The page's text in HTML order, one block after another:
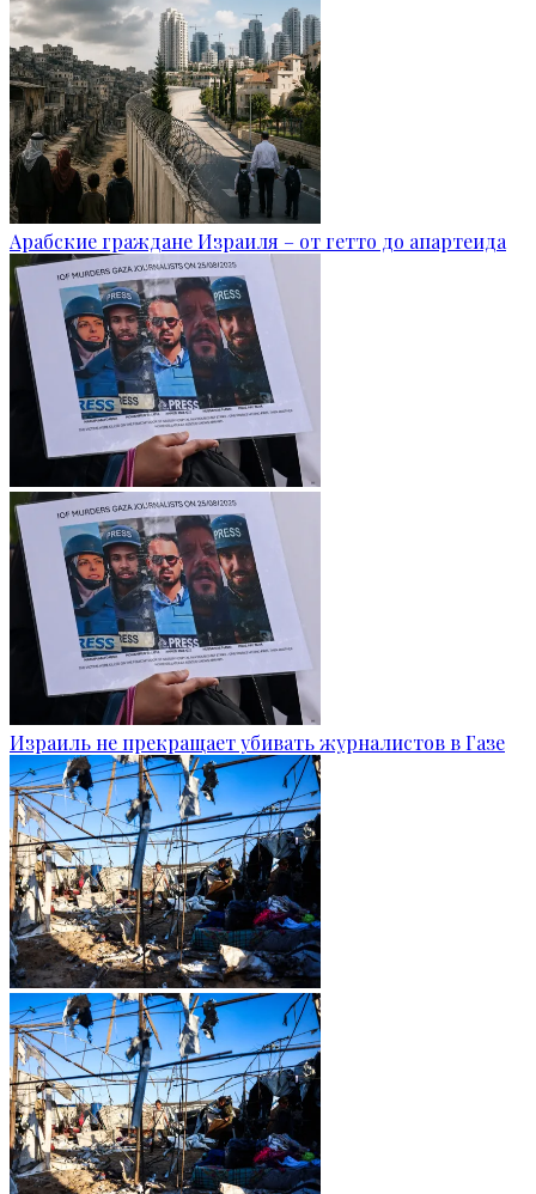
Арабские граждане Израиля – от гетто до апартеида
Израиль не прекращает убивать журналистов в Газе